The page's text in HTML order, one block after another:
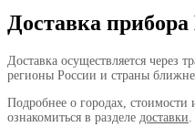
Доставка прибора
Доставка осуществляется через
регионы России и страны
Подробнее о городах, стоимости
ознакомиться в разделе доставки